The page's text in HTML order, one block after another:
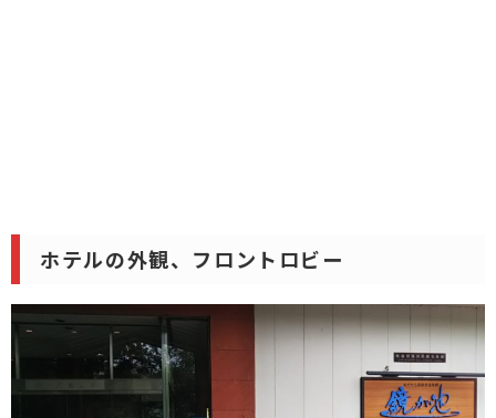
ホテルの外観、フロントロビー